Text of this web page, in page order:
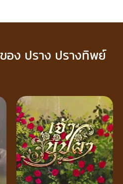
อง ปราง ปรางทิพย์